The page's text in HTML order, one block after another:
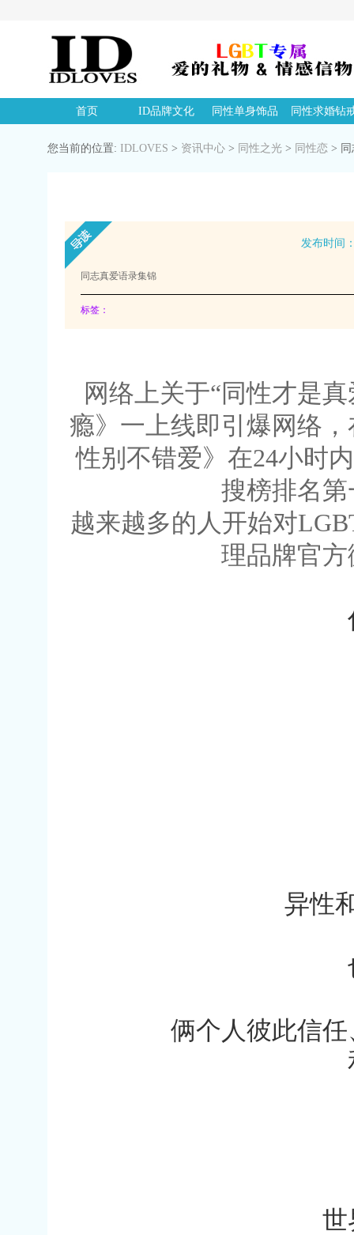
首页 ID品牌文化 同性单身饰品 同性求婚钻
您当前的位置: IDLOVES > 资讯中心 > 同性之光 > 同性恋 >
发布时间
同志真爱语录集锦
标签：
网络上关于“同性才是
瘾》一上线即引爆网络
性别不错爱》在24小时
搜榜排名
越来越多的人开始对
理品牌官
异性
俩个人彼此信
世